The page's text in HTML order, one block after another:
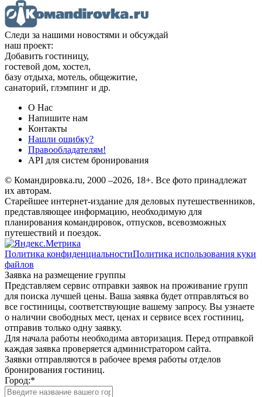
Следи за нашими новостями и обсуждай
наш проект:
Добавить гостиницу,
гостевой дом, хостел,
базу отдыха, мотель, общежитие,
санаторий, глэмпинг и др.
О Нас
Напишите нам
Контакты
Нашли ошибку?
Правообладателям!
API для систем бронирования
© Командировка.ru, 2000 –2026, 18+. Все фото принадлежат
их авторам.
Старейшее интернет-издание для деловых путешественников,
представляющее информацию, необходимую для
планирования командировок, отпусков, всевозможных
путешествий и поездок.
Политика конфиденциальностиПолитика использования куки
файлов
Заявка на размещение группы
Представляем сервис отправки заявок на проживание групп
для поиска лучшей цены. Ваша заявка будет отправляться во
все гостиницы, соответствующие вашему запросу. Вы узнаете
о наличии свободных мест, ценах и сервисе всех гостиниц,
отправив только одну заявку.
Для начала работы необходима авторизация. Перед отправкой
каждая заявка проверяется администратором сайта.
Заявки отправляются в рабочее время работы отделов
бронирования гостиниц.
Город:*